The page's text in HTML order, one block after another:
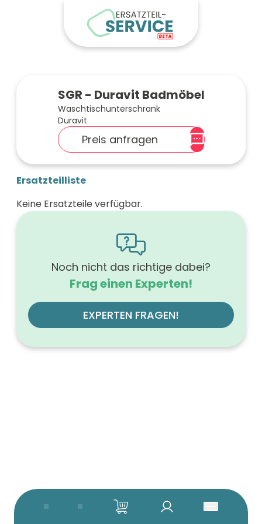
SGR - Duravit Badmöbel
Waschtischunterschrank
Duravit
Preis anfragen
Ersatzteilliste
Keine Ersatzteile verfügbar.
Noch nicht das richtige dabei?
Frag einen Experten!
EXPERTEN FRAGEN!